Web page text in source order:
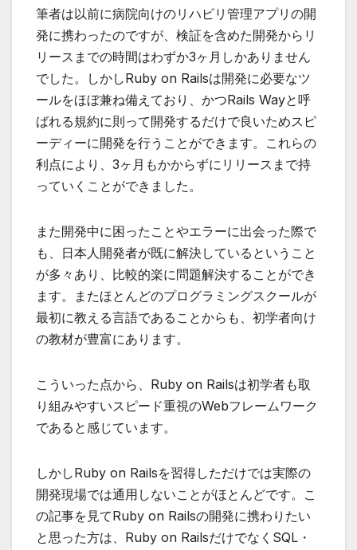
筆者は以前に病院向けのリハビリ管理アプリの開
発に携わったのですが、検証を含めた開発からリ
リースまでの時間はわずか3ヶ月しかありません
でした。しかしRuby on Railsは開発に必要なツ
ールをほぼ兼ね備えており、かつRails Wayと呼
ばれる規約に則って開発するだけで良いためスピ
ーディーに開発を行うことができます。これらの
利点により、3ヶ月もかからずにリリースまで持
っていくことができました。
また開発中に困ったことやエラーに出会った際で
も、日本人開発者が既に解決しているということ
が多々あり、比較的楽に問題解決することができ
ます。またほとんどのプログラミングスクールが
最初に教える言語であることからも、初学者向け
の教材が豊富にあります。
こういった点から、Ruby on Railsは初学者も取
り組みやすいスピード重視のWebフレームワーク
であると感じています。
しかしRuby on Railsを習得しただけでは実際の
開発現場では通用しないことがほとんどです。こ
の記事を見てRuby on Railsの開発に携わりたい
と思った方は、Ruby on RailsだけでなくSQL・